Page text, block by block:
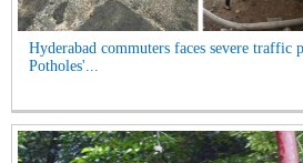
Hyderabad commuters faces severe traffic
Potholes'...